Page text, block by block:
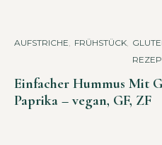
AUFSTRICHE FRÜHSTÜCK
Einfacher Hummus Mit
Paprika – vegan, GF, ZF